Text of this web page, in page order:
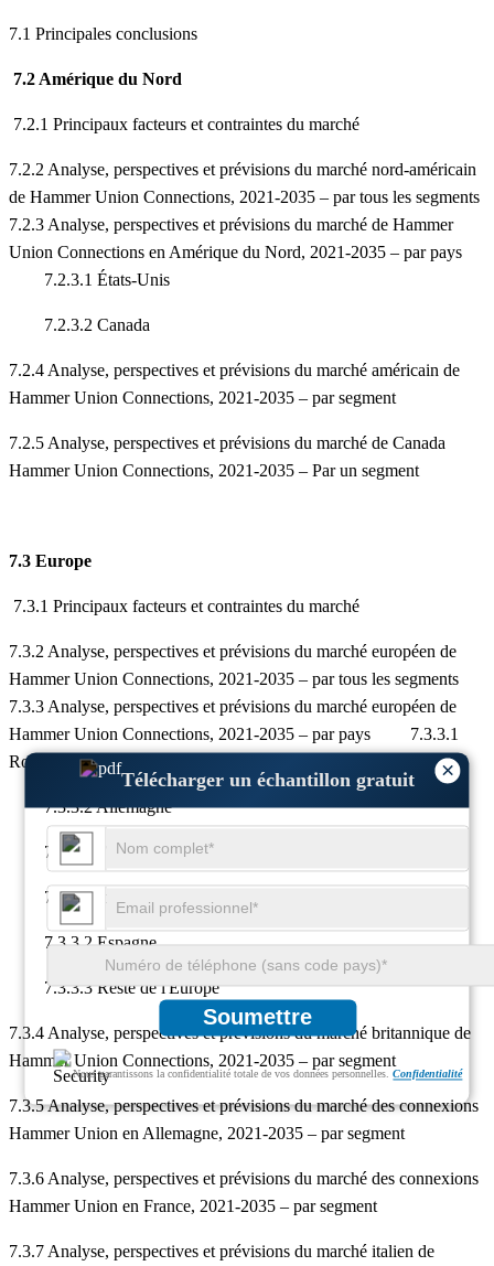
×
Télécharger un échantillon gratuit
Soumettre
Nous garantissons la confidentialité totale de vos données personnelles.Confidentialité
7.1 Principales conclusions
7.2 Amérique du Nord
7.2.1 Principaux facteurs et contraintes du marché
7.2.2 Analyse, perspectives et prévisions du marché nord-américain
de Hammer Union Connections, 2021-2035 – par tous les segments
7.2.3 Analyse, perspectives et prévisions du marché de Hammer
Union Connections en Amérique du Nord, 2021-2035 – par pays
7.2.3.1 États-Unis
7.2.3.2 Canada
7.2.4 Analyse, perspectives et prévisions du marché américain de
Hammer Union Connections, 2021-2035 – par segment
7.2.5 Analyse, perspectives et prévisions du marché de Canada
Hammer Union Connections, 2021-2035 – Par un segment
7.3 Europe
7.3.1 Principaux facteurs et contraintes du marché
7.3.2 Analyse, perspectives et prévisions du marché européen de
Hammer Union Connections, 2021-2035 – par tous les segments
7.3.3 Analyse, perspectives et prévisions du marché européen de
Hammer Union Connections, 2021-2035 – par pays 7.3.3.1
Royaume-Uni
7.3.3.2 Allemagne
7.3.3.3 France
7.3.3.1 Italie
7.3.3.2 Espagne
7.3.3.3 Reste de l'Europe
7.3.4 Analyse, perspectives et prévisions du marché britannique de
Hammer Union Connections, 2021-2035 – par segment
7.3.5 Analyse, perspectives et prévisions du marché des connexions
Hammer Union en Allemagne, 2021-2035 – par segment
7.3.6 Analyse, perspectives et prévisions du marché des connexions
Hammer Union en France, 2021-2035 – par segment
7.3.7 Analyse, perspectives et prévisions du marché italien de